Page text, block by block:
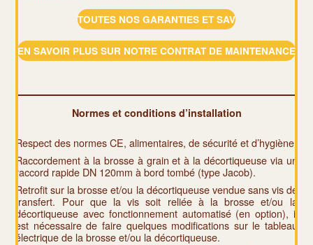
TOUTES NOS GARANTIES ET SAV
EN SAVOIR PLUS SUR NOTRE CONTRAT DE MAINTENANCE
Normes et conditions d’installation
Respect des normes CE, alimentaires, de sécurité et d’hygiène.
Raccordement à la brosse à grain et à la décortiqueuse via un
raccord rapide DN 120mm à bord tombé (type Jacob).
Retrofit sur la brosse et/ou la décortiqueuse vendue sans vis de
transfert. Pour que la vis soit reliée à la brosse et/ou la
décortiqueuse avec fonctionnement automatisé (en option), il
est nécessaire de faire quelques modifications sur le tableau
électrique de la brosse et/ou la décortiqueuse.